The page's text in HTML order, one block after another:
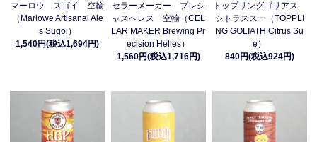
マーロウ スゴイ 空輸
（Marlowe Artisanal Ale
s Sugoi）
1,540円(税込1,694円)
セラーメーカー プレシ
ャスへレス 空輸（CEL
LAR MAKER Brewing Pr
ecision Helles）
1,560円(税込1,716円)
トップリングゴリアス
シトラススー（TOPPLI
NG GOLIATH Citrus Su
e）
840円(税込924円)